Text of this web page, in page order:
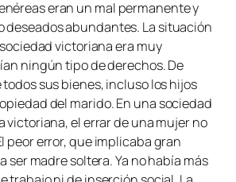
eran un mal permanente y
deseados abundantes. La situación
victoriana era muy
ningún tipo de derechos. De
sus bienes, incluso los hijos
del marido. En una sociedad
victoriana, el errar de una mujer no
peor error, que implicaba gran
ser madre soltera. Ya no había más